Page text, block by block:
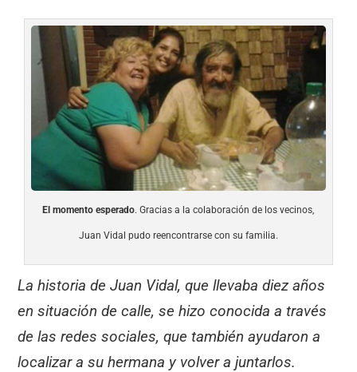
El momento esperado. Gracias a la colaboración de los vecinos,
Juan Vidal pudo reencontrarse con su familia.
La historia de Juan Vidal, que llevaba diez años
en situación de calle, se hizo conocida a través
de las redes sociales, que también ayudaron a
localizar a su hermana y volver a juntarlos.